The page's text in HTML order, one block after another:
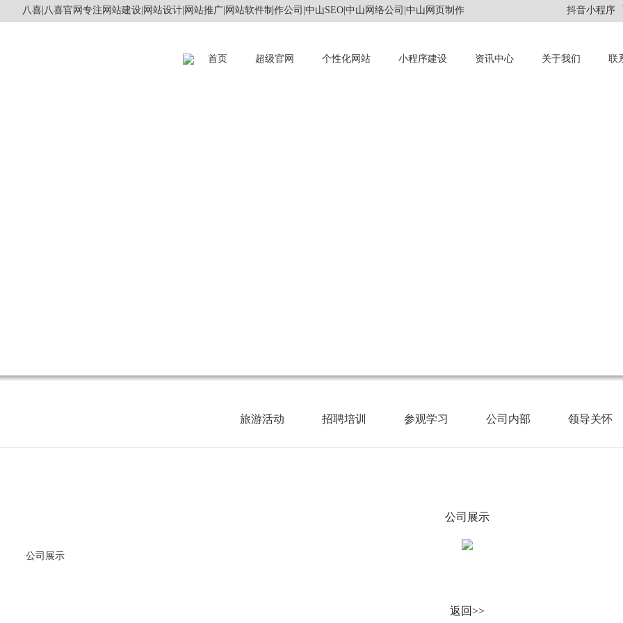
八喜|八喜官网专注网站建设|网站设计|网站推广|网站软件制作公司|中山SEO|中山网络公司|中山网页制作 抖音小程序
首页 超级官网 个性化网站 小程序建设 资讯中心 关于我们 联
旅游活动 招聘培训 参观学习 公司内部 领导关怀
公司展示
公司展示
返回>>